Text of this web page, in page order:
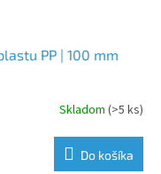
PP | 100 mm
Skladom (>5 ks)
Do košíka